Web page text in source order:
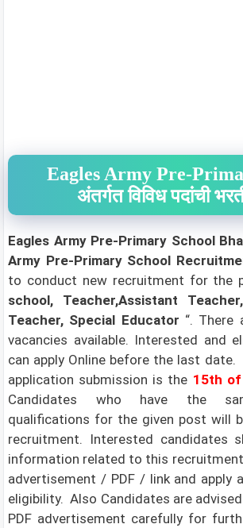
Eagles Army Pre-
अंतर्गत विविध पदांची
Eagles Army Pre-Primary School
Army Pre-Primary School
to conduct new recruitment for the
school, Teacher,Assistant
Teacher, Special Educator “.
vacancies available. Interested and
can apply Online before the last
application submission is the 15th of
Candidates who have the
qualifications for the given post will
recruitment. Interested candidates
information related to this
advertisement / PDF / link and apply
eligibility. Also Candidates are
PDF advertisement carefully for